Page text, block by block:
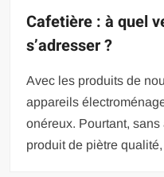
Cafetière : à quel
s’adresser ?
Avec les produits de
appareils
onéreux. Pourtant, sans
produit de piètre